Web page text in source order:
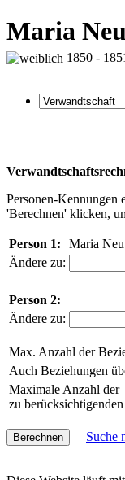
Maria
1850 -
Personen-Kennungen
'Berechnen' klicken,
Person 1:
Maria
Ändere zu:
Person 2:
Ändere zu:
Max. Anzahl der
Auch Beziehungen
Maximale Anzahl der
zu
Suche